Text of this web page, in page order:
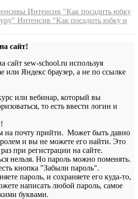
Интенсив "Как посадить юбку
Интенсив "Как посадить юбку и
сайт!
сайт sew-school.ru используя
или Яндекс браузер, а не по ссылке
или вебинар, который вы
то есть ввести логин и
на почту прийти. Может быть давно
и вы не можете его найти. Это
при регистрации на сайте.
нельзя. Но пароль можно поменять.
кнопка "Забыли пароль".
пароль, и сохраняете его куда-то,
написать любой пароль, самое
буквами.